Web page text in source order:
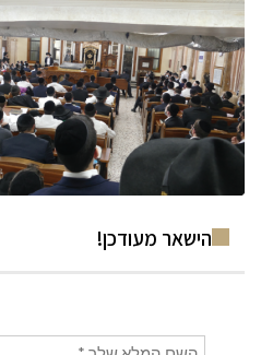
הישאר מעודכן!